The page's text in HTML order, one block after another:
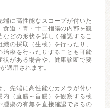
に高性能なスコープが付いた
道・胃・十二指腸の内部を観
どの形状を詳しく確認するこ
の採取（生検）を行ったり、
療を行ったりすることも可能
がある場合や、健康診断で要
適用されます。
、先端に高性能なカメラが付い
（直腸～盲腸）を観察する検
瘍の有無を直接確認できるの